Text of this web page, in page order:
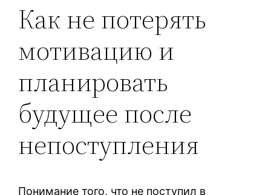
Как не потерять
мотивацию и
планировать
будущее после
непоступления
Понимание того, что не поступил в